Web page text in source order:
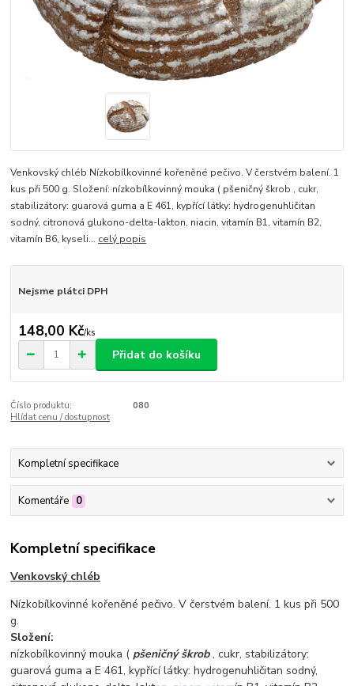
Venkovský chléb Nízkobílkovinné kořeněné pečivo. V čerstvém balení. 1
kus při 500 g. Složení: nízkobílkovinný mouka ( pšeničný škrob , cukr,
stabilizátory: guarová guma a E 461, kypřící látky: hydrogenuhličitan
sodný, citronová glukono-delta-lakton, niacin, vitamín B1, vitamín B2,
vitamín B6, kyseli... celý popis
Nejsme plátci DPH
148,00 Kč/ks
Přidat do košíku
Číslo produktu:
080
Hlídat cenu / dostupnost
Kompletní specifikace
Komentáře 0
Kompletní specifikace
Venkovský chléb
Nízkobílkovinné kořeněné pečivo. V čerstvém balení. 1 kus při 500
g.
Složení:
nízkobílkovinný mouka (pšeničný škrob, cukr, stabilizátory:
guarová guma a E 461, kypřící látky: hydrogenuhličitan sodný,